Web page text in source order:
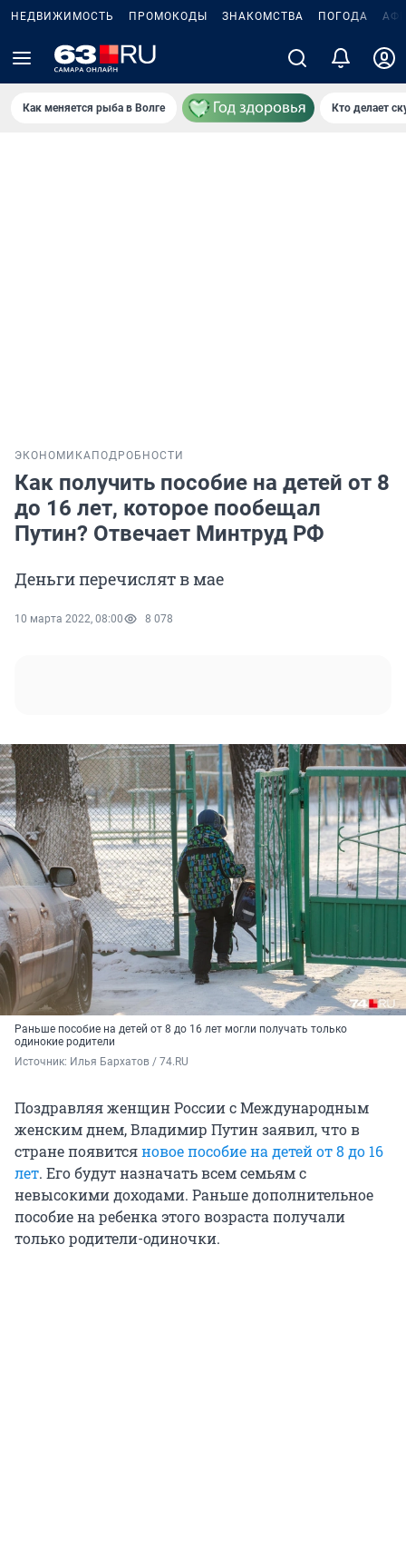
НЕДВИЖИМОСТЬ ПРОМОКОДЫ ЗНАКОМСТВА ПОГОДА
Как меняется рыба в Волге Кто делает
ЭКОНОМИКА ПОДРОБНОСТИ
Как получить пособие на детей от 8
до 16 лет, которое пообещал
Путин? Отвечает Минтруд РФ
Деньги перечислят в мае
10 марта 2022, 08:00 8 078
Раньше пособие на детей от 8 до 16 лет могли получать только
одинокие родители
Источник: Илья Бархатов / 74.RU
Поздравляя женщин России с Международным
женским днем, Владимир Путин заявил, что в
стране появитсяновое пособие на детей от 8 до 16
лет. Его будут назначать всем семьям с
невысокими доходами. Раньше дополнительное
пособие на ребенка этого возраста получали
только родители-одиночки.